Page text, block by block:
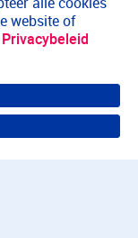
website of